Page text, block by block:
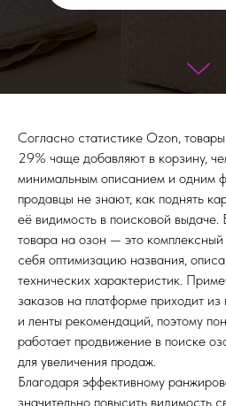
Согласно статистике Ozon,
29% чаще добавляют в корзину,
минимальным описанием и одним
продавцы не знают, как поднять
её видимость в поисковой выдаче.
товара на озон — это
себя оптимизацию названия,
технических характеристик.
заказов на платформе приходит из
и ленты рекомендаций, поэтому
работает продвижение в поиске
для увеличения продаж.
Благодаря эффективному
значительно повысить видимость